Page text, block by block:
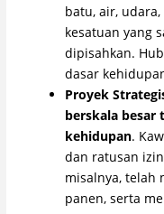
batu, air,
kesatuan yang
dipisahkan.
dasar
Proyek
berskala besar
kehidupan.
dan ratusan
misalnya, telah
panen, serta